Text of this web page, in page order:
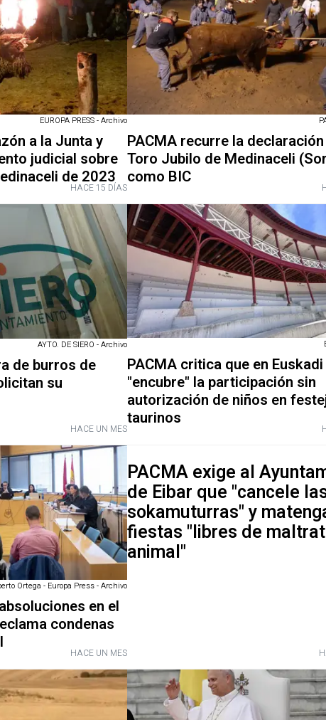
EUROPA PRESS - Archivo
a la Junta y
judicial sobre
de 2023
HACE 15 DÍAS
PACMA recurre la
Toro Jubilo de Medinaceli
como BIC
AYTO. DE SIERO - Archivo
de burros de
su
HACE UN MES
PACMA critica que en
"encubre" la participación sin
autorización de niños en
taurinos
Ortega - Europa Press - Archivo
en el
condenas
HACE UN MES
PACMA exige al
de Eibar que "cancele
sokamuturras" y
fiestas "libres de
animal"